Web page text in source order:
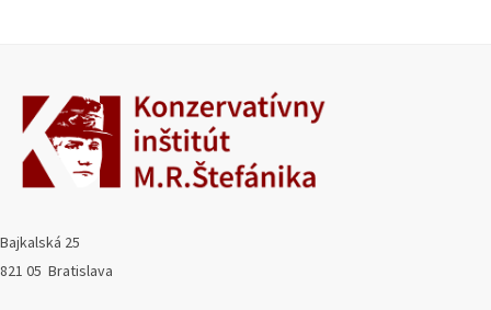
Bajkalská 25
821 05 Bratislava